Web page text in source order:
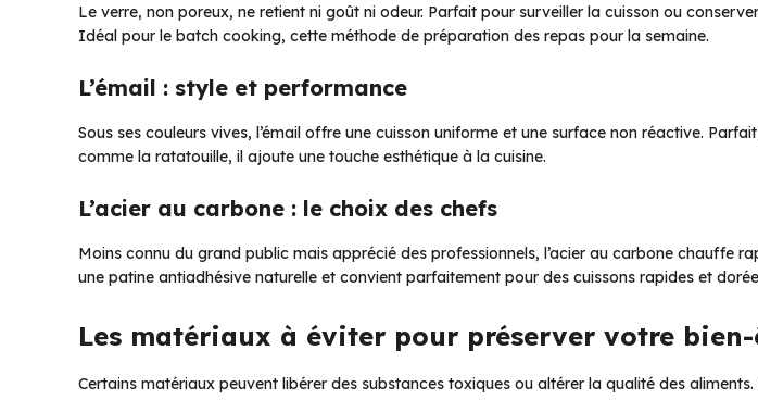
Le verre, non poreux, ne retient ni goût ni odeur. Parfait pour surveiller la cuisson ou
Idéal pour le batch cooking, cette méthode de préparation des repas pour la semaine.
L’émail : style et performance
Sous ses couleurs vives, l’émail offre une cuisson uniforme et une surface non réactive.
comme la ratatouille, il ajoute une touche esthétique à la cuisine.
L’acier au carbone : le choix des chefs
Moins connu du grand public mais apprécié des professionnels, l’acier au carbone chauffe
une patine antiadhésive naturelle et convient parfaitement pour des cuissons rapides et
Les matériaux à éviter pour préserver votre
Certains matériaux peuvent libérer des substances toxiques ou altérer la qualité des